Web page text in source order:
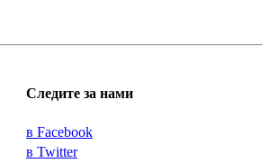
Следите за нами
в Facebook
в Twitter